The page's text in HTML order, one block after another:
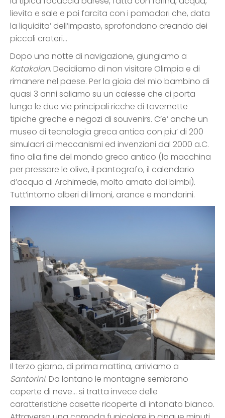
lievito e sale e poi farcita con i pomodori che, data
la liquidita’ dell’impasto, sprofondano creando dei
piccoli crateri…
Dopo una notte di navigazione, giungiamo a
Katakolon. Decidiamo di non visitare Olimpia e di
rimanere nel paese. Per la gioia del mio bambino di
quasi 3 anni saliamo su un calesse che ci porta
lungo le due vie principali ricche di tavernette
tipiche greche e negozi di souvenirs. C’e’ anche un
museo di tecnologia greca antica con piu’ di 200
simulacri di meccanismi ed invenzioni dal 2000 a.C.
fino alla fine del mondo greco antico (la macchina
per pressare le olive, il pantografo, il calendario
d’acqua di Archimede, molto amato dai bimbi).
Tutt’intorno alberi di limoni, arance e mandarini.
Il terzo giorno, di prima mattina, arriviamo a
Santorini. Da lontano le montagne sembrano
coperte di neve… si tratta invece delle
caratteristiche casette ricoperte di intonato bianco.